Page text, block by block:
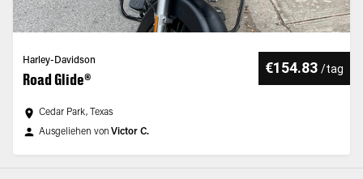
Harley-Davidson
Road Glide®
€154.83 /tag
Cedar Park, Texas
Ausgeliehen von Victor C.